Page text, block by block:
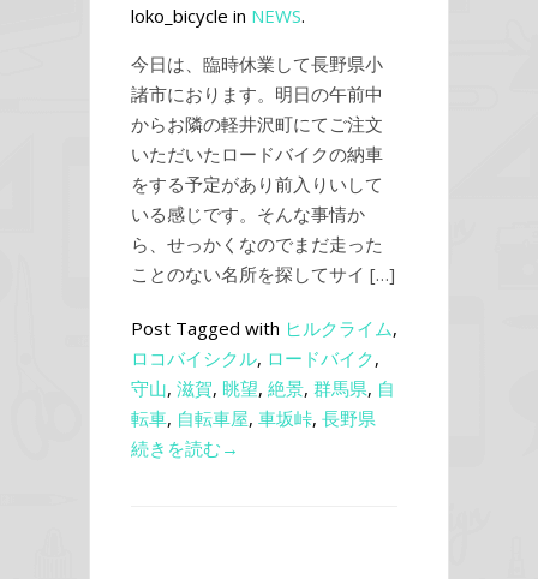
loko_bicycle in NEWS.
今日は、臨時休業して長野県小
諸市におります。明日の午前中
からお隣の軽井沢町にてご注文
いただいたロードバイクの納車
をする予定があり前入りいして
いる感じです。そんな事情か
ら、せっかくなのでまだ走った
ことのない名所を探してサイ […]
Post Tagged with ヒルクライム,
ロコバイシクル, ロードバイク,
守山, 滋賀, 眺望, 絶景, 群馬県, 自
転車, 自転車屋, 車坂峠, 長野県
続きを読む→